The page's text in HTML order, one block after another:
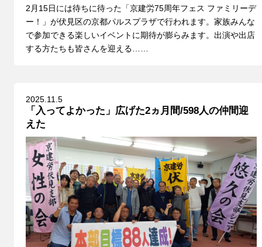
2月15日には待ちに待った「京建労75周年フェス ファミリーデ
ー！」が伏見区の京都パルスプラザで行われます。家族みんな
で参加できる楽しいイベントに期待が膨らみます。出演や出店
する方たちも皆さんを迎える……
2025.11.5
「入ってよかった」広げた2ヵ月間/598人の仲間迎
えた